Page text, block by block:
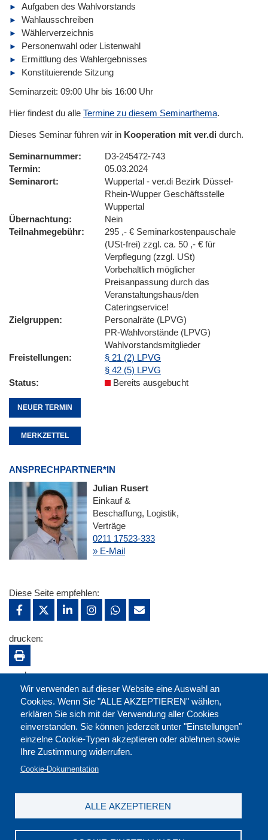
Aufgaben des Wahlvorstands
Wahlausschreiben
Wählerverzeichnis
Personenwahl oder Listenwahl
Ermittlung des Wahlergebnisses
Konstituierende Sitzung
Seminarzeit: 09:00 Uhr bis 16:00 Uhr
Hier findest du alle Termine zu diesem Seminarthema.
Dieses Seminar führen wir in Kooperation mit ver.di durch.
Seminarnummer
D3-245472-743
Termin
05.03.2024
Seminarort
Wuppertal - ver.di Bezirk Düssel-
Rhein-Wupper Geschäftsstelle
Wuppertal
Übernachtung
Nein
Teilnahmegebühr
295 ,- € Seminarkostenpauschale
(USt-frei) zzgl. ca. 50 ,- € für
Verpflegung (zzgl. USt)
Vorbehaltlich möglicher
Preisanpassung durch das
Veranstaltungshaus/den
Cateringservice!
Zielgruppen
Personalräte (LPVG)
PR-Wahlvorstände (LPVG)
Wahlvorstandsmitglieder
Freistellungen
§ 21 (2) LPVG
§ 42 (5) LPVG
Status
Bereits ausgebucht
NEUER TERMIN
MERKZETTEL
ANSPRECHPARTNER*IN
Julian Rusert
Einkauf &
Beschaffung, Logistik,
Verträge
0211 17523-333
» E-Mail
Wir verwenden auf dieser Website eine Auswahl an
Cookies. Wenn Sie "ALLE AKZEPTIEREN" wählen,
erklären Sie sich mit der Verwendung aller Cookies
einverstanden. Sie können jederzeit unter "Einstellungen"
einzelne Cookie-Typen akzeptieren oder ablehnen sowie
Ihre Zustimmung widerrufen.
Cookie-Dokumentation
ALLE AKZEPTIEREN
Diese Seite empfehlen:
drucken:
merken: